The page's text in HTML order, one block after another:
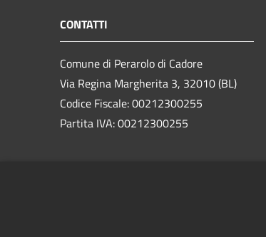
CONTATTI
Comune di Perarolo di Cadore
Via Regina Margherita 3, 32010 (BL)
Codice Fiscale: 00212300255
Partita IVA: 00212300255